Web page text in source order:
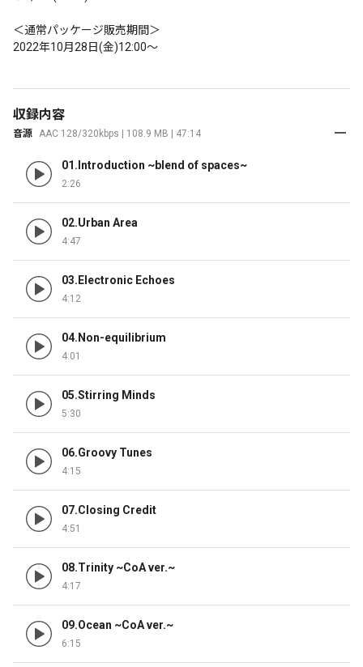
＜通常パッケージ販売期間＞
2022年10月28日(金)12:00〜
収録内容
音源 AAC 128/320kbps | 108.9 MB | 47:14
01.Introduction ~blend of spaces~
2:26
02.Urban Area
4:47
03.Electronic Echoes
4:12
04.Non-equilibrium
4:01
05.Stirring Minds
5:30
06.Groovy Tunes
4:15
07.Closing Credit
4:51
08.Trinity ~CoA ver.~
4:17
09.Ocean ~CoA ver.~
6:15